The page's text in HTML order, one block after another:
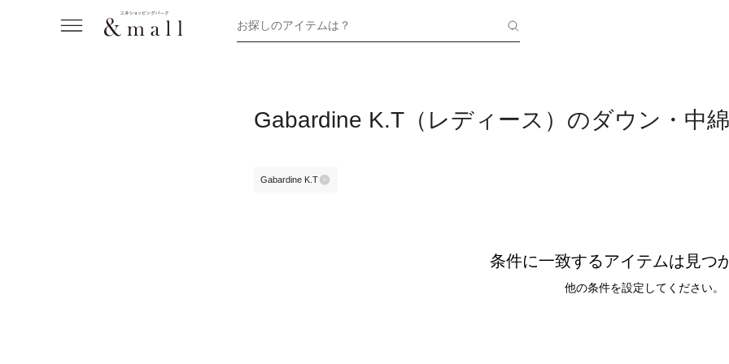
お探しのアイテムは？
Gabardine K.T（レディース）のダウン・中
Gabardine K.T
条件に一致するアイテムは見つ
他の条件を設定してください。